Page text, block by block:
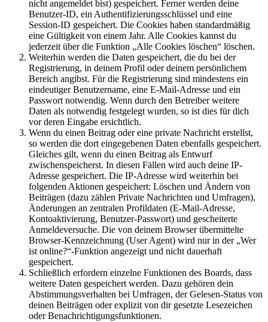
nicht angemeldet bist) gespeichert. Ferner werden deine
Benutzer-ID, ein Authentifizierungsschlüssel und eine
Session-ID gespeichert. Die Cookies haben standardmäßig
eine Gültigkeit von einem Jahr. Alle Cookies kannst du
jederzeit über die Funktion „Alle Cookies löschen“ löschen.
Weiterhin werden die Daten gespeichert, die du bei der
Registrierung, in deinem Profil oder deinem persönlichem
Bereich angibst. Für die Registrierung sind mindestens ein
eindeutiger Benutzername, eine E-Mail-Adresse und ein
Passwort notwendig. Wenn durch den Betreiber weitere
Daten als notwendig festgelegt wurden, so ist dies für dich
vor deren Eingabe ersichtlich.
Wenn du einen Beitrag oder eine private Nachricht erstellst,
so werden die dort eingegebenen Daten ebenfalls gespeichert.
Gleiches gilt, wenn du einen Beitrag als Entwurf
zwischenspeicherst. In diesen Fällen wird auch deine IP-
Adresse gespeichert. Die IP-Adresse wird weiterhin bei
folgenden Aktionen gespeichert: Löschen und Ändern von
Beiträgen (dazu zählen Private Nachrichten und Umfragen),
Änderungen an zentralen Profildaten (E-Mail-Adresse,
Kontoaktivierung, Benutzer-Passwort) und gescheiterte
Anmeldeversuche. Die von deinem Browser übermittelte
Browser-Kennzeichnung (User Agent) wird nur in der „Wer
ist online?“-Funktion angezeigt und nicht dauerhaft
gespeichert.
Schließlich erfordern einzelne Funktionen des Boards, dass
weitere Daten gespeichert werden. Dazu gehören dein
Abstimmungsverhalten bei Umfragen, der Gelesen-Status von
deinen Beiträgen oder explizit von dir gesetzte Lesezeichen
oder Benachrichtigungsfunktionen.